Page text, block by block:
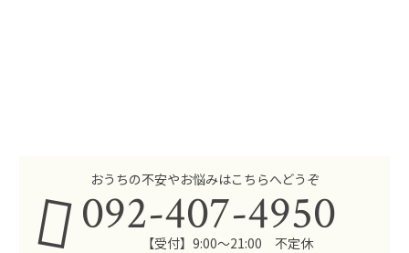
おうちの不安やお悩みはこちらへどうぞ
092-407-4950
【受付】9:00～21:00 不定休